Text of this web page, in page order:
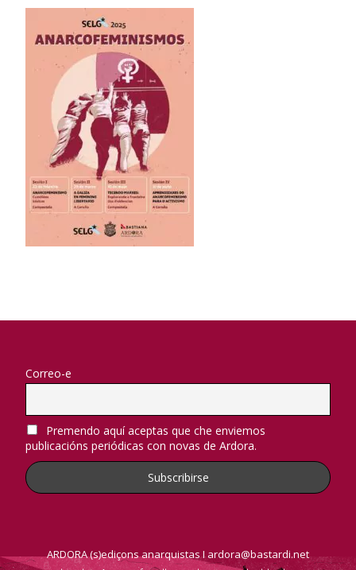
Correo-e
Premendo aquí aceptas que che enviemos
publicacións periódicas con novas de Ardora.
ARDORA (s)ediçons anarquistas I ardora@bastardi.net